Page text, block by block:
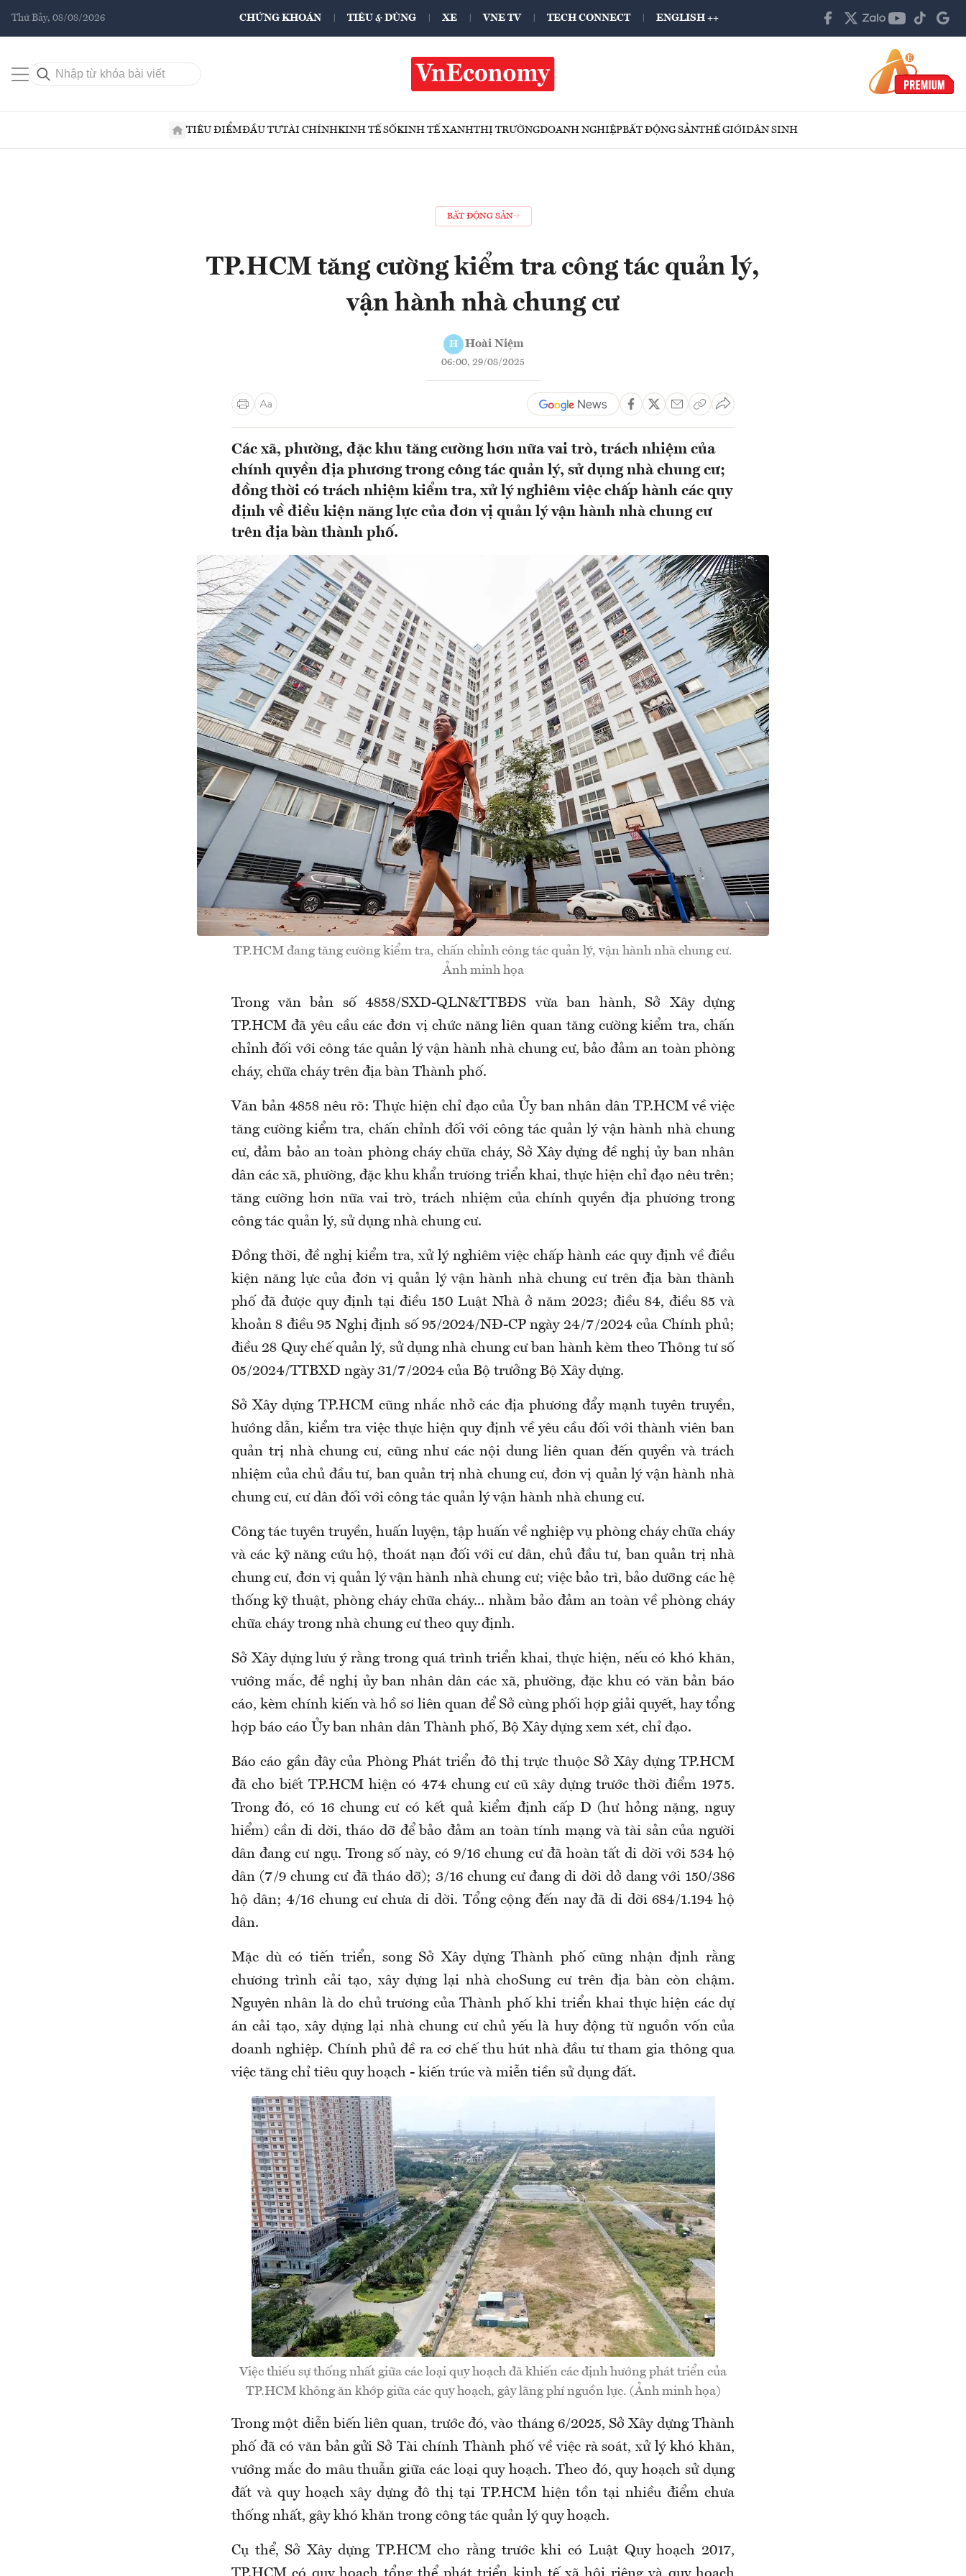
Thứ Bảy, 08/08/2026 CHỨNG KHOÁN TIÊU & DÙNG XE VNE TV TECH CONNECT ENGLISH ++
TIÊU ĐIỂMĐẦU TƯTÀI CHÍNHKINH TẾ SỐKINH TẾ XANHTHỊ TRƯỜNGDOANH NGHIỆPBẤT ĐỘNG SẢNTHẾ GIỚIDÂN SINH
BẤT ĐỘNG SẢN
TP.HCM tăng cường kiểm tra công tác quản lý,
vận hành nhà chung cư
H Hoài Niệm
06:00, 29/08/2025
Các xã, phường, đặc khu tăng cường hơn nữa vai trò, trách nhiệm của
chính quyền địa phương trong công tác quản lý, sử dụng nhà chung cư;
đồng thời có trách nhiệm kiểm tra, xử lý nghiêm việc chấp hành các quy
định về điều kiện năng lực của đơn vị quản lý vận hành nhà chung cư
trên địa bàn thành phố.
TP.HCM đang tăng cường kiểm tra, chấn chỉnh công tác quản lý, vận hành nhà chung cư.
Ảnh minh họa
Trong văn bản số 4858/SXD-QLN&TTBĐS vừa ban hành, Sở Xây dựng
TP.HCM đã yêu cầu các đơn vị chức năng liên quan tăng cường kiểm tra, chấn
chỉnh đối với công tác quản lý vận hành nhà chung cư, bảo đảm an toàn phòng
cháy, chữa cháy trên địa bàn Thành phố.
Văn bản 4858 nêu rõ: Thực hiện chỉ đạo của Ủy ban nhân dân TP.HCM về việc
tăng cường kiểm tra, chấn chỉnh đối với công tác quản lý vận hành nhà chung
cư, đảm bảo an toàn phòng cháy chữa cháy, Sở Xây dựng đề nghị ủy ban nhân
dân các xã, phường, đặc khu khẩn trương triển khai, thực hiện chỉ đạo nêu trên;
tăng cường hơn nữa vai trò, trách nhiệm của chính quyền địa phương trong
công tác quản lý, sử dụng nhà chung cư.
Đồng thời, đề nghị kiểm tra, xử lý nghiêm việc chấp hành các quy định về điều
kiện năng lực của đơn vị quản lý vận hành nhà chung cư trên địa bàn thành
phố đã được quy định tại điều 150 Luật Nhà ở năm 2023; điều 84, điều 85 và
khoản 8 điều 95 Nghị định số 95/2024/NĐ-CP ngày 24/7/2024 của Chính phủ;
điều 28 Quy chế quản lý, sử dụng nhà chung cư ban hành kèm theo Thông tư số
05/2024/TTBXD ngày 31/7/2024 của Bộ trưởng Bộ Xây dựng.
Sở Xây dựng TP.HCM cũng nhắc nhở các địa phương đẩy mạnh tuyên truyền,
hướng dẫn, kiểm tra việc thực hiện quy định về yêu cầu đối với thành viên ban
quản trị nhà chung cư, cũng như các nội dung liên quan đến quyền và trách
nhiệm của chủ đầu tư, ban quản trị nhà chung cư, đơn vị quản lý vận hành nhà
chung cư, cư dân đối với công tác quản lý vận hành nhà chung cư.
Công tác tuyên truyền, huấn luyện, tập huấn về nghiệp vụ phòng cháy chữa cháy
và các kỹ năng cứu hộ, thoát nạn đối với cư dân, chủ đầu tư, ban quản trị nhà
chung cư, đơn vị quản lý vận hành nhà chung cư; việc bảo trì, bảo dưỡng các hệ
thống kỹ thuật, phòng cháy chữa cháy... nhằm bảo đảm an toàn về phòng cháy
chữa cháy trong nhà chung cư theo quy định.
Sở Xây dựng lưu ý rằng trong quá trình triển khai, thực hiện, nếu có khó khăn,
vướng mắc, đề nghị ủy ban nhân dân các xã, phường, đặc khu có văn bản báo
cáo, kèm chính kiến và hồ sơ liên quan để Sở cùng phối hợp giải quyết, hay tổng
hợp báo cáo Ủy ban nhân dân Thành phố, Bộ Xây dựng xem xét, chỉ đạo.
Báo cáo gần đây của Phòng Phát triển đô thị trực thuộc Sở Xây dựng TP.HCM
đã cho biết TP.HCM hiện có 474 chung cư cũ xây dựng trước thời điểm 1975.
Trong đó, có 16 chung cư có kết quả kiểm định cấp D (hư hỏng nặng, nguy
hiểm) cần di dời, tháo dỡ để bảo đảm an toàn tính mạng và tài sản của người
dân đang cư ngụ. Trong số này, có 9/16 chung cư đã hoàn tất di dời với 534 hộ
dân (7/9 chung cư đã tháo dỡ); 3/16 chung cư đang di dời dở dang với 150/386
hộ dân; 4/16 chung cư chưa di dời. Tổng cộng đến nay đã di dời 684/1.194 hộ
dân.
Mặc dù có tiến triển, song Sở Xây dựng Thành phố cũng nhận định rằng
chương trình cải tạo, xây dựng lại nhà choSung cư trên địa bàn còn chậm.
Nguyên nhân là do chủ trương của Thành phố khi triển khai thực hiện các dự
án cải tạo, xây dựng lại nhà chung cư chủ yếu là huy động từ nguồn vốn của
doanh nghiệp. Chính phủ đề ra cơ chế thu hút nhà đầu tư tham gia thông qua
việc tăng chỉ tiêu quy hoạch - kiến trúc và miễn tiền sử dụng đất.
Việc thiếu sự thống nhất giữa các loại quy hoạch đã khiến các định hướng phát triển của
TP.HCM không ăn khớp giữa các quy hoạch, gây lãng phí nguồn lực. (Ảnh minh họa)
Trong một diễn biến liên quan, trước đó, vào tháng 6/2025, Sở Xây dựng Thành
phố đã có văn bản gửi Sở Tài chính Thành phố về việc rà soát, xử lý khó khăn,
vướng mắc do mâu thuẫn giữa các loại quy hoạch. Theo đó, quy hoạch sử dụng
đất và quy hoạch xây dựng đô thị tại TP.HCM hiện tồn tại nhiều điểm chưa
thống nhất, gây khó khăn trong công tác quản lý quy hoạch.
Cụ thể, Sở Xây dựng TP.HCM cho rằng trước khi có Luật Quy hoạch 2017,